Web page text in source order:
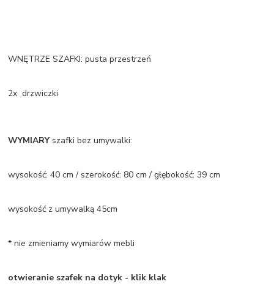
WNĘTRZE SZAFKI: pusta przestrzeń
2x drzwiczki
WYMIARYszafki bez umywalki:
wysokość: 40 cm / szerokość: 80 cm / głębokość: 39 cm
wysokość z umywalką 45cm
* nie zmieniamy wymiarów mebli
otwieranie szafek na dotyk - klik klak